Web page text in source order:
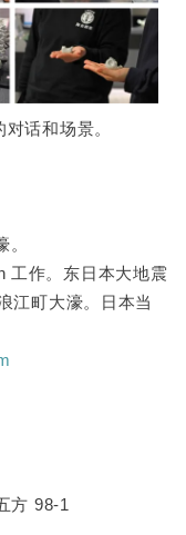
话和场景。
工作。东日本大地震
江町大濠。日本当
方 98-1